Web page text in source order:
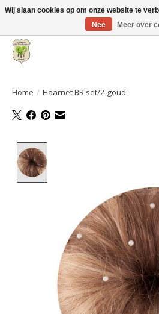
Grote keuze aan producten en snelle
Home / Haarnet BR set/2 goud
Wij slaan cookies op om onze website te
Nee
Meer over